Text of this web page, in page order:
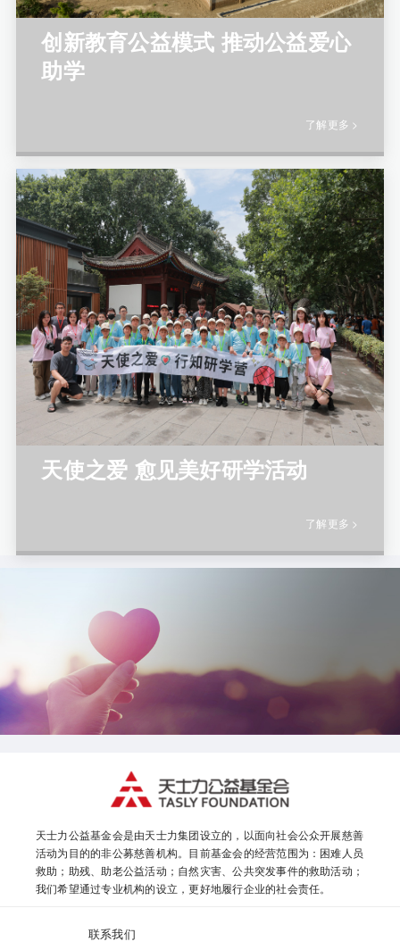
创新教育公益模式 推动公益爱心
助学
了解更多 >
天使之爱 愈见美好研学活动
了解更多 >
天士力公益基金会是由天士力集团设立的，以面向社会公众开展慈善
活动为目的的非公募慈善机构。目前基金会的经营范围为：困难人员
救助；助残、助老公益活动；自然灾害、公共突发事件的救助活动；
我们希望通过专业机构的设立，更好地履行企业的社会责任。
联系我们